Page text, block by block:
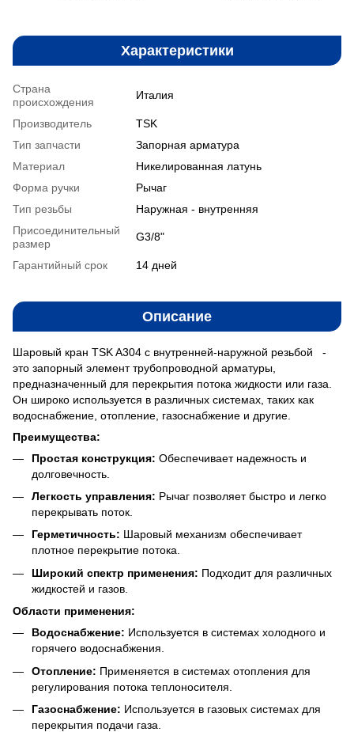
Характеристики
Страна
происхождения
Италия
Производитель
TSK
Тип запчасти
Запорная арматура
Материал
Никелированная латунь
Форма ручки
Рычаг
Тип резьбы
Наружная - внутренняя
Присоединительный
размер
G3/8"
Гарантийный срок 14 дней
Описание
Шаровый кран TSK A304 с внутренней-наружной резьбой -
это запорный элемент трубопроводной арматуры,
предназначенный для перекрытия потока жидкости или газа.
Он широко используется в различных системах, таких как
водоснабжение, отопление, газоснабжение и другие.
Преимущества:
Простая конструкция: Обеспечивает надежность и
долговечность.
Легкость управления: Рычаг позволяет быстро и легко
перекрывать поток.
Герметичность: Шаровый механизм обеспечивает
плотное перекрытие потока.
Широкий спектр применения: Подходит для различных
жидкостей и газов.
Области применения:
Водоснабжение: Используется в системах холодного и
горячего водоснабжения.
Отопление: Применяется в системах отопления для
регулирования потока теплоносителя.
Газоснабжение: Используется в газовых системах для
перекрытия подачи газа.